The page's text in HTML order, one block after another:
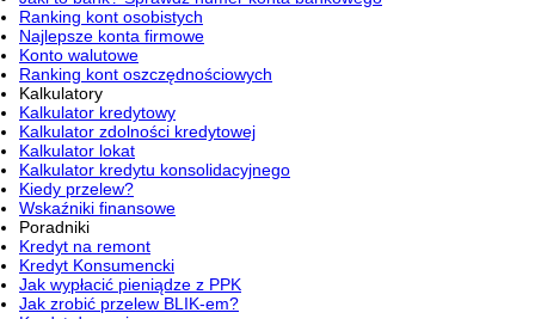
Ranking kont osobistych
Najlepsze konta firmowe
Konto walutowe
Ranking kont oszczędnościowych
Kalkulatory
Kalkulator kredytowy
Kalkulator zdolności kredytowej
Kalkulator lokat
Kalkulator kredytu konsolidacyjnego
Kiedy przelew?
Wskaźniki finansowe
Poradniki
Kredyt na remont
Kredyt Konsumencki
Jak wypłacić pieniądze z PPK
Jak zrobić przelew BLIK-em?